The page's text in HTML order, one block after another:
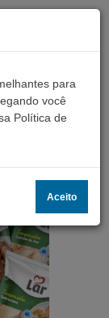
para
você
Política de
Aceito